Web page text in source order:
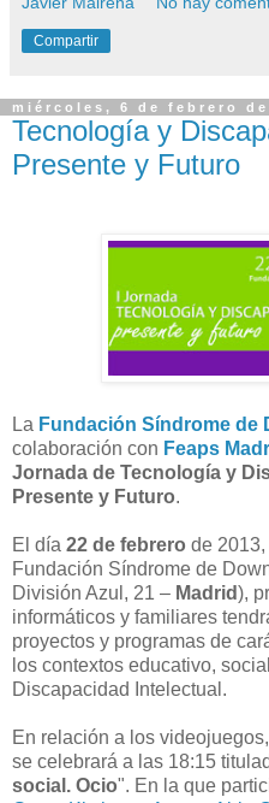
Compartir
miércoles, 6 de febrero de
Tecnología y
Presente y Futuro
La Fundación Síndrome de
colaboración con Feaps
Jornada de Tecnología y
Presente y Futuro.
El día 22 de febrero de
Fundación Síndrome de
División Azul, 21 – Madrid),
informáticos y familiares
proyectos y programas de
los contextos educativo,
Discapacidad Intelectual.
En relación a los
se celebrará a las 18:15
social. Ocio". En la que